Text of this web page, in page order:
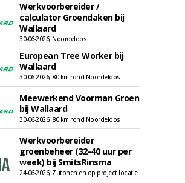
Werkvoorbereider /
calculator Groendaken bij
Wallaard
30-06-2026, Noordeloos
European Tree Worker bij
Wallaard
30-06-2026, 80 km rond Noordeloos
Meewerkend Voorman Groen
bij Wallaard
30-06-2026, 80 km rond Noordeloos
Werkvoorbereider
groenbeheer (32-40 uur per
week) bij SmitsRinsma
24-06-2026, Zutphen en op project locatie